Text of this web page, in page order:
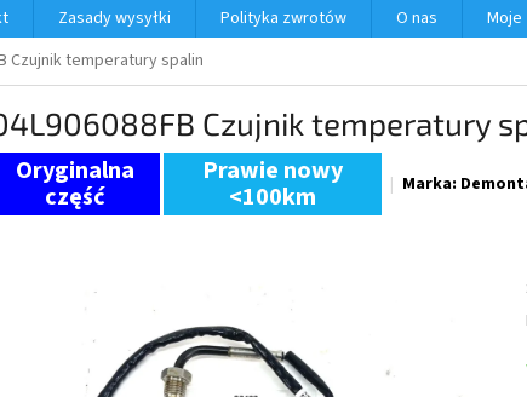
Zasady wysyłki Polityka zwrotów O nas
Moje
Czujnik temperatury spalin
Czujnik temperatury
Prawie nowy
<100km Marka: